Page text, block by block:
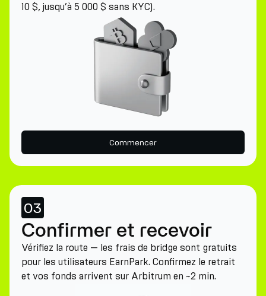
10 $, jusqu’à 5 000 $ sans KYC).
Commencer
03
Confirmer et recevoir
Vérifiez la route — les frais de bridge sont gratuits
pour les utilisateurs EarnPark. Confirmez le retrait
et vos fonds arrivent sur Arbitrum en ~2 min.